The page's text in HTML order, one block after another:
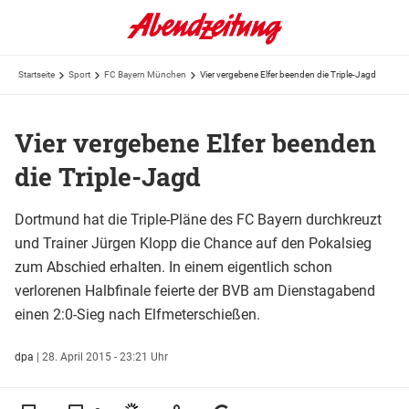
Startseite Sport FC Bayern München Vier vergebene Elfer beenden die Triple-Jagd
Vier vergebene Elfer beenden
die Triple-Jagd
Dortmund hat die Triple-Pläne des FC Bayern durchkreuzt
und Trainer Jürgen Klopp die Chance auf den Pokalsieg
zum Abschied erhalten. In einem eigentlich schon
verlorenen Halbfinale feierte der BVB am Dienstagabend
einen 2:0-Sieg nach Elfmeterschießen.
dpa | 28. April 2015 - 23:21 Uhr